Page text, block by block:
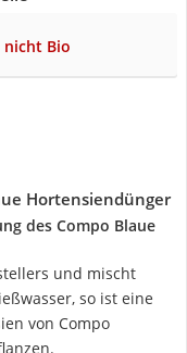
nicht Bio
Hortensiendünger
des Compo Blaue
und mischt
so ist eine
von Compo